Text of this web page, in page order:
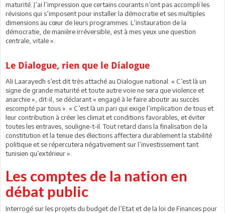
maturité. J’ai l’impression que certains courants n’ont pas accompli les
révisions qui s’imposent pour installer la démocratie et ses multiples
dimensions au cœur de leurs programmes. L’instauration de la
démocratie, de manière irréversible, est à mes yeux une question
centrale, vitale ».
Le Dialogue, rien que le Dialogue
Ali Laarayedh s’est dit très attaché au Dialogue national. « C’est là un
signe de grande maturité et toute autre voie ne sera que violence et
anarchie », dit-il, se déclarant « engagé à le faire aboutir au succès
escompté par tous ». « C’est là un pari qui exige l’implication de tous et
leur contribution à créer les climat et conditions favorables, et éviter
toutes les entraves, souligne-t-il. Tout retard dans la finalisation de la
constitution et la tenue des élections affectera durablement la stabilité
politique et se répercutera négativement sur l’investissement tant
tunisien qu’extérieur ».
Les comptes de la nation en
débat public
Interrogé sur les projets du budget de l’Etat et de la loi de Finances pour